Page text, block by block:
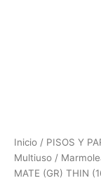
Inicio / PISOS Y
Multiuso /
MATE (GR) THIN